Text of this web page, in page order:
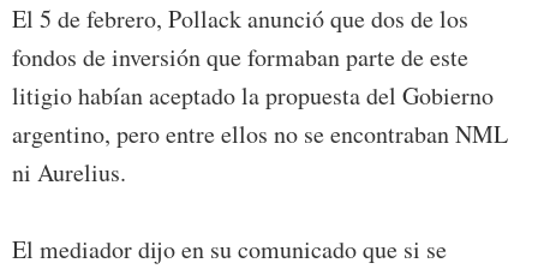
El 5 de febrero, Pollack anunció que dos de los
fondos de inversión que formaban parte de este
litigio habían aceptado la propuesta del Gobierno
argentino, pero entre ellos no se encontraban NML
ni Aurelius.
El mediador dijo en su comunicado que si se